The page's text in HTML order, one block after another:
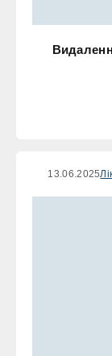
13.06.2025